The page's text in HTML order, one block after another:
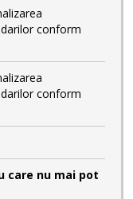
conform
conform
care nu mai pot